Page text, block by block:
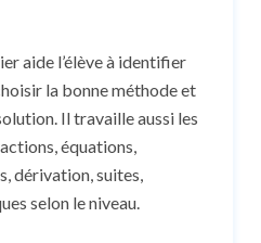
aide l’élève à identifier
la bonne méthode et
Il travaille aussi les
équations,
dérivation, suites,
selon le niveau.